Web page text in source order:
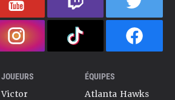
JOUEURS
Victor
ÉQUIPES
Atlanta Hawks